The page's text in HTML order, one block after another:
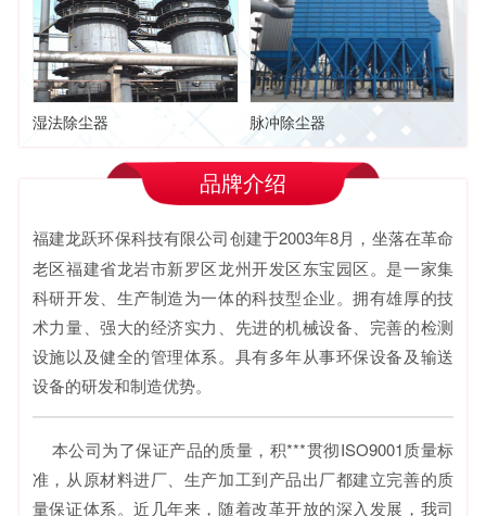
湿法除尘器 脉冲除尘器
品牌介绍
福建龙跃环保科技有限公司创建于2003年8月，坐落在革命
老区福建省龙岩市新罗区龙州开发区东宝园区。是一家集
科研开发、生产制造为一体的科技型企业。拥有雄厚的技
术力量、强大的经济实力、先进的机械设备、完善的检测
设施以及健全的管理体系。具有多年从事环保设备及输送
设备的研发和制造优势。
本公司为了保证产品的质量，积***贯彻ISO9001质量标
准，从原材料进厂、生产加工到产品出厂都建立完善的质
量保证体系。近几年来，随着改革开放的深入发展，我司